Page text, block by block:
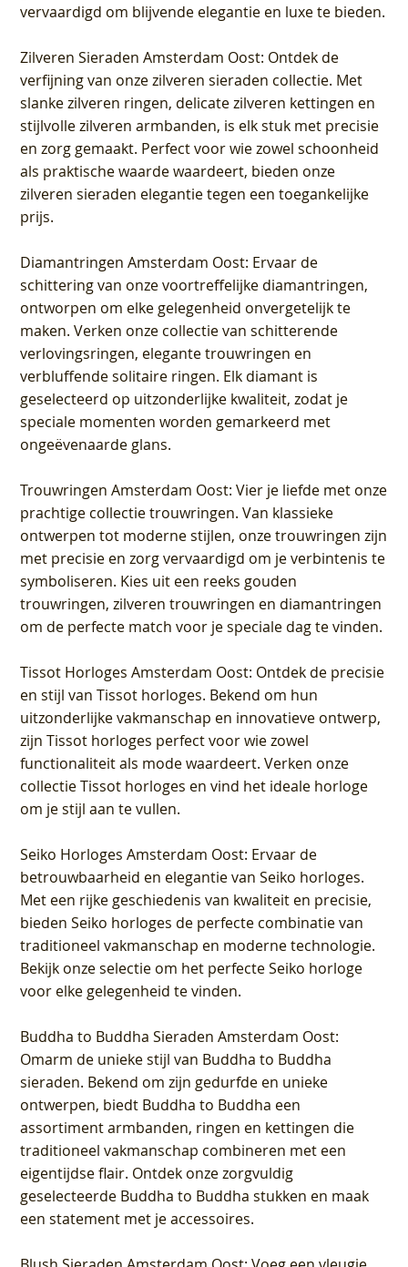
vervaardigd om blijvende elegantie en luxe te bieden.
Zilveren Sieraden Amsterdam Oost: Ontdek de
verfijning van onze zilveren sieraden collectie. Met
slanke zilveren ringen, delicate zilveren kettingen en
stijlvolle zilveren armbanden, is elk stuk met precisie
en zorg gemaakt. Perfect voor wie zowel schoonheid
als praktische waarde waardeert, bieden onze
zilveren sieraden elegantie tegen een toegankelijke
prijs.
Diamantringen Amsterdam Oost: Ervaar de
schittering van onze voortreffelijke diamantringen,
ontworpen om elke gelegenheid onvergetelijk te
maken. Verken onze collectie van schitterende
verlovingsringen, elegante trouwringen en
verbluffende solitaire ringen. Elk diamant is
geselecteerd op uitzonderlijke kwaliteit, zodat je
speciale momenten worden gemarkeerd met
ongeëvenaarde glans.
Trouwringen Amsterdam Oost: Vier je liefde met onze
prachtige collectie trouwringen. Van klassieke
ontwerpen tot moderne stijlen, onze trouwringen zijn
met precisie en zorg vervaardigd om je verbintenis te
symboliseren. Kies uit een reeks gouden
trouwringen, zilveren trouwringen en diamantringen
om de perfecte match voor je speciale dag te vinden.
Tissot Horloges Amsterdam Oost: Ontdek de precisie
en stijl van Tissot horloges. Bekend om hun
uitzonderlijke vakmanschap en innovatieve ontwerp,
zijn Tissot horloges perfect voor wie zowel
functionaliteit als mode waardeert. Verken onze
collectie Tissot horloges en vind het ideale horloge
om je stijl aan te vullen.
Seiko Horloges Amsterdam Oost: Ervaar de
betrouwbaarheid en elegantie van Seiko horloges.
Met een rijke geschiedenis van kwaliteit en precisie,
bieden Seiko horloges de perfecte combinatie van
traditioneel vakmanschap en moderne technologie.
Bekijk onze selectie om het perfecte Seiko horloge
voor elke gelegenheid te vinden.
Buddha to Buddha Sieraden Amsterdam Oost:
Omarm de unieke stijl van Buddha to Buddha
sieraden. Bekend om zijn gedurfde en unieke
ontwerpen, biedt Buddha to Buddha een
assortiment armbanden, ringen en kettingen die
traditioneel vakmanschap combineren met een
eigentijdse flair. Ontdek onze zorgvuldig
geselecteerde Buddha to Buddha stukken en maak
een statement met je accessoires.